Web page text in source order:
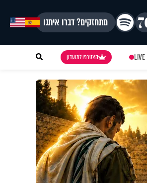
מתחזקים? דברו איתנו
LIVE הצטרפו למועדון